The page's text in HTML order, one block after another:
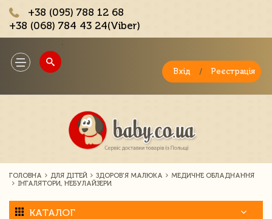
+38 (095) 788 12 68
+38 (068) 784 43 24(Viber)
Toggle
navigation
Вхід / Реєстрація
ГОЛОВНА ДЛЯ ДІТЕЙ ЗДОРОВ'Я МАЛЮКА
МЕДИЧНЕ ОБЛАДНАННЯ
ІНГАЛЯТОРИ, НЕБУЛАЙЗЕРИ
КАТАЛОГ